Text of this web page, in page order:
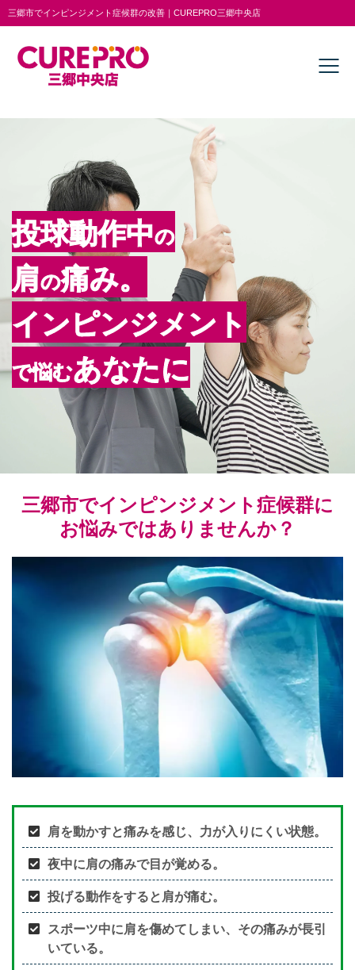
三郷市でインピンジメント症候群の改善｜CUREPRO三郷中央店
投球動作中の
肩の痛み。
インピンジメント
で悩むあなたに
三郷市でインピンジメント症候群に
お悩みではありませんか？
肩を動かすと痛みを感じ、力が入りにくい状態。
夜中に肩の痛みで目が覚める。
投げる動作をすると肩が痛む。
スポーツ中に肩を傷めてしまい、その痛みが長引
いている。